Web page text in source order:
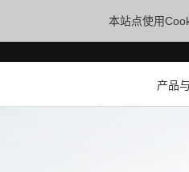
本站点使用
产品